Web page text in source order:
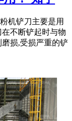
机铲刀主要是用
不断铲起时与物
损,受损严重的铲